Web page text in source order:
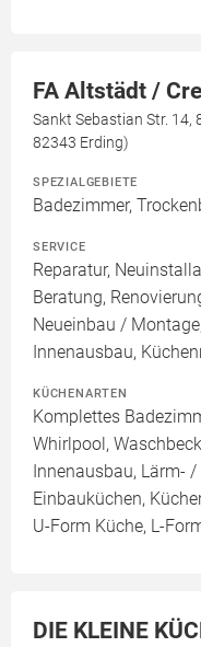
FA Altstädt /
Sankt Sebastian Str.
82343 Erding)
SPEZIALGEBIETE
Badezimmer,
SERVICE
Reparatur,
Beratung,
Neueinbau /
Innenausbau,
KÜCHENARTEN
Komplettes
Whirlpool,
Innenausbau, Lärm-
Einbauküchen,
U-Form Küche, L-
DIE KLEINE